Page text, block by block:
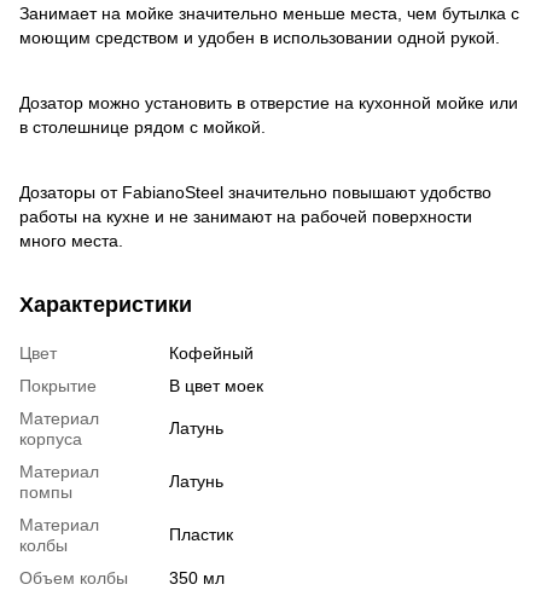
Занимает на мойке значительно меньше места, чем бутылка с
моющим средством и удобен в использовании одной рукой.
Дозатор можно установить в отверстие на кухонной мойке или
в столешнице рядом с мойкой.
Дозаторы от FabianoSteel значительно повышают удобство
работы на кухне и не занимают на рабочей поверхности
много места.
Характеристики
Цвет
Кофейный
Покрытие
В цвет моек
Материал
корпуса
Латунь
Материал
помпы
Латунь
Материал
колбы
Пластик
Объем колбы
350 мл